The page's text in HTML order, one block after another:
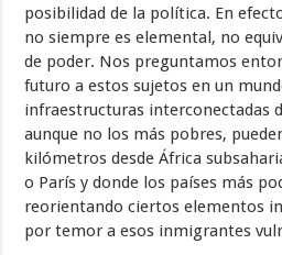
posibilidad de la po­lítica. En
no siempre es elemental, no
de poder. Nos preguntamos
futuro a estos sujetos en un
infraestructuras interco­nectadas
aunque no los más pobres,
kilómetros desde África
o París y donde los países más
reorientando ciertos ele­mentos
por temor a esos inmigrantes